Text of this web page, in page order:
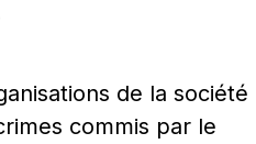
de la société
commis par le